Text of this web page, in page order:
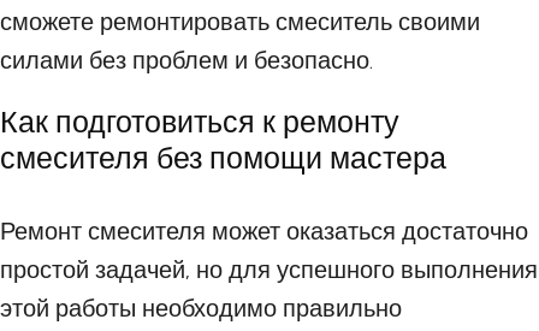
сможете ремонтировать смеситель своими
силами без проблем и безопасно.
Как подготовиться к ремонту
смесителя без помощи мастера
Ремонт смесителя может оказаться достаточно
простой задачей, но для успешного выполнения
этой работы необходимо правильно